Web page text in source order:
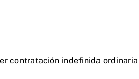
contratación indefinida ordinaria